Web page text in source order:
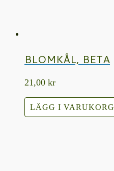
BLOMKÅL, BETA
21,00 kr
LÄGG I VARUKORG